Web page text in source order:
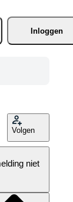
Inloggen
Volgen
niet